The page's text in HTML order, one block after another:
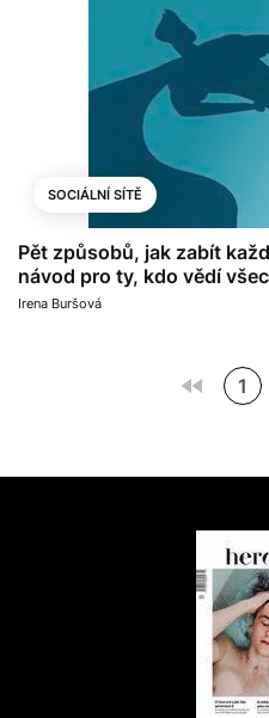
SOCIÁLNÍ SÍTĚ
Pět způsobů, jak zabít
návod pro ty, kdo vědí
Irena Buršová
1